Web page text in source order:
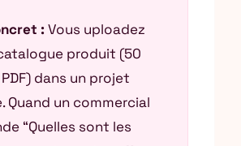
: Vous uploadez
produit (50
dans un projet
Quand un commercial
“Quelles sont les